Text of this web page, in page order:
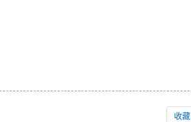
收藏